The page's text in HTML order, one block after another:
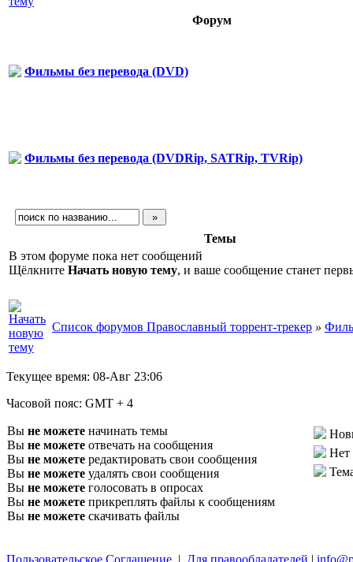
Форум
Фильмы без перевода (DVD)
Фильмы без перевода (DVDRip, SATRip, TVRip)
Темы
В этом форуме пока нет сообщений
Щёлкните Начать новую тему, и ваше сообщение станет
Список форумов Православный торрент-трекер »
Текущее время: 08-Авг 23:06
Часовой пояс: GMT + 4
Вы не можете начинать темы
Вы не можете отвечать на сообщения
Вы не можете редактировать свои сообщения
Вы не можете удалять свои сообщения
Вы не можете голосовать в опросах
Вы не можете прикреплять файлы к сообщениям
Вы не можете скачивать файлы
Нет
Пользовательское Соглашение | Для правообладателей |